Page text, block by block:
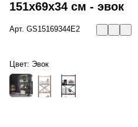
151х69х34 см - эвок
Арт. GS15169344Е2
Цвет: Эвок